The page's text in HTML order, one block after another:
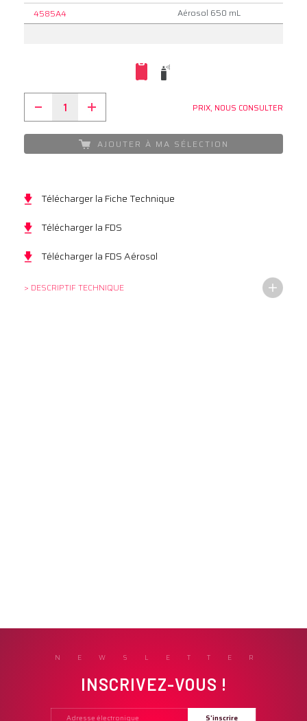
4585A4
Aérosol 650 mL
PRIX, NOUS CONSULTER
AJOUTER À MA SÉLECTION
Télécharger la Fiche Technique
Télécharger la FDS
Télécharger la FDS Aérosol
> DESCRIPTIF TECHNIQUE
NEWSLETTER
INSCRIVEZ-VOUS !